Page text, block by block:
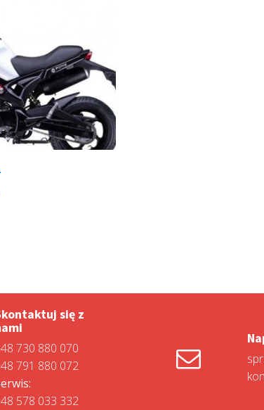
się z
730 880 070
791 880 072
578 033 332